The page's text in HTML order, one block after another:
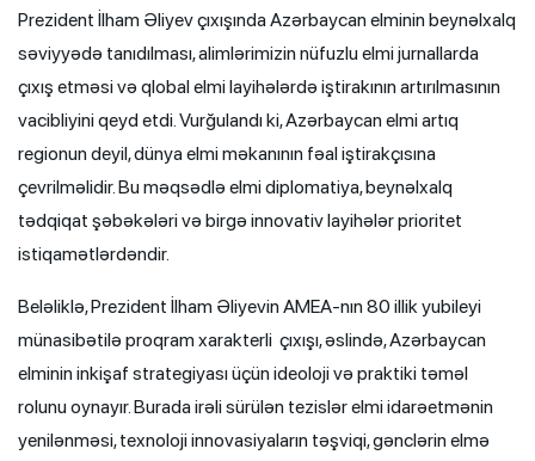
Prezident İlham Əliyev çıxışında Azərbaycan elminin beynəlxalq
səviyyədə tanıdılması, alimlərimizin nüfuzlu elmi jurnallarda
çıxış etməsi və qlobal elmi layihələrdə iştirakının artırılmasının
vacibliyini qeyd etdi. Vurğulandı ki, Azərbaycan elmi artıq
regionun deyil, dünya elmi məkanının fəal iştirakçısına
çevrilməlidir. Bu məqsədlə elmi diplomatiya, beynəlxalq
tədqiqat şəbəkələri və birgə innovativ layihələr prioritet
istiqamətlərdəndir.
Beləliklə, Prezident İlham Əliyevin AMEA-nın 80 illik yubileyi
münasibətilə proqram xarakterli çıxışı, əslində, Azərbaycan
elminin inkişaf strategiyası üçün ideoloji və praktiki təməl
rolunu oynayır. Burada irəli sürülən tezislər elmi idarəetmənin
yenilənməsi, texnoloji innovasiyaların təşviqi, gənclərin elmə